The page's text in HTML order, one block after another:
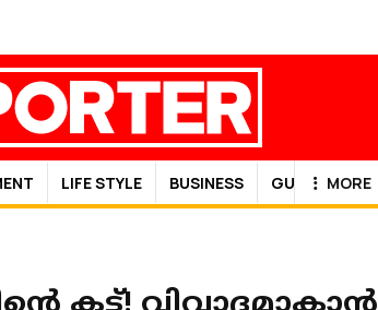
LIFE STYLE BUSINESS GULF NEWS
MORE